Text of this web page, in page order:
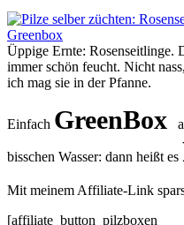
Üppige Ernte: Rosenseitlinge.
immer schön feucht. Nicht
ich mag sie in der Pfanne.
Einfach GreenBox
bisschen Wasser: dann heißt es
Mit meinem Affiliate-Link
[affiliate_button_pilzboxen